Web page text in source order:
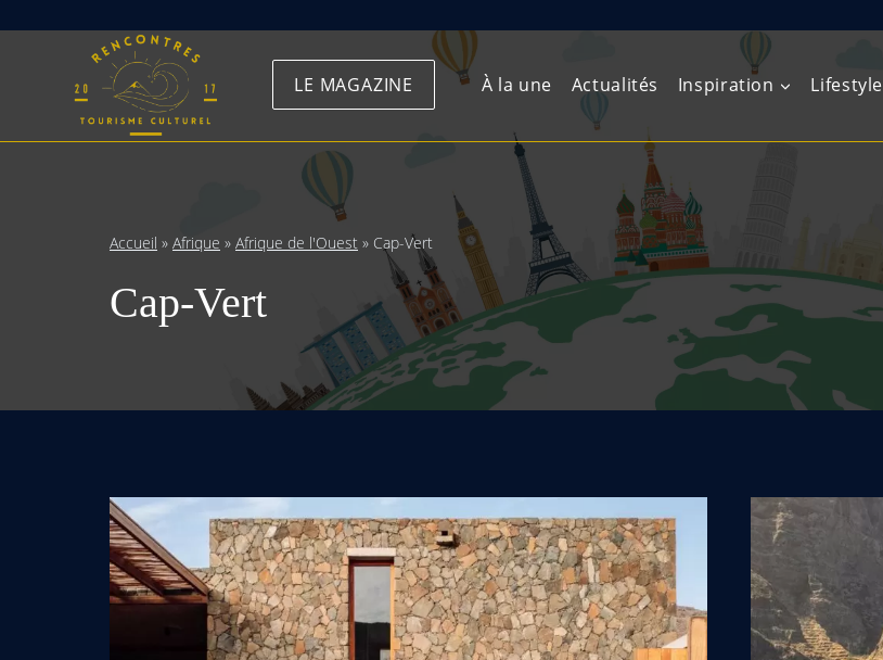
LE MAGAZINE À la une Actualités Inspiration Lifestyle
Europe de l’Ouest
Europe du Nord
Europe centrale Antilles et Caraïbes
Amérique du Sud
Accueil » Afrique » Afrique de l'Ouest » Cap-Vert
Cap-Vert